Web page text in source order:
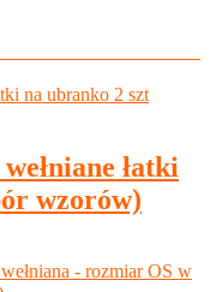
łatki
wzorów)